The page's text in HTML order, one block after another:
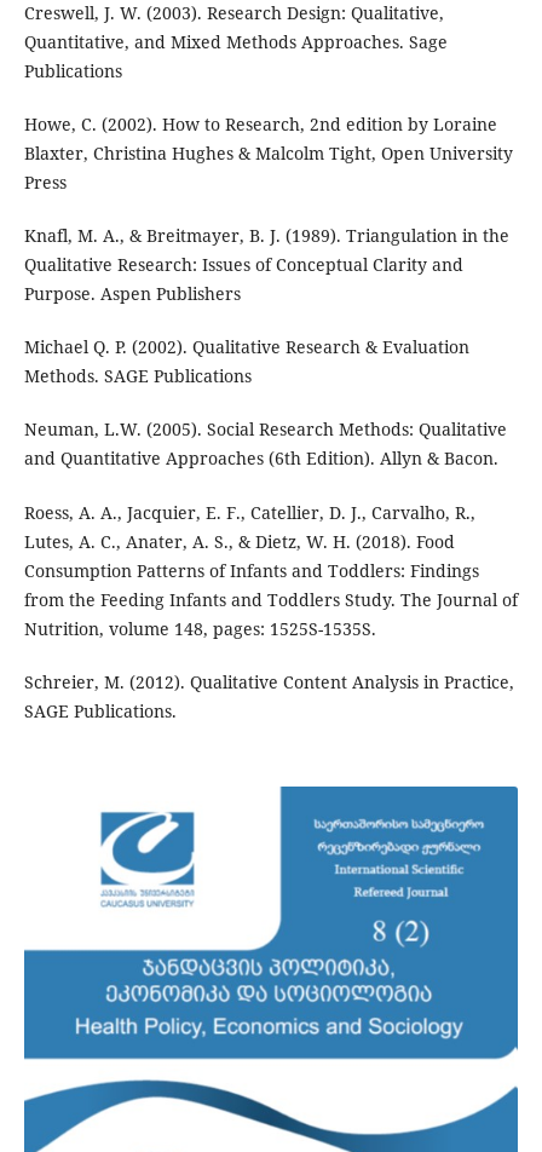
Creswell, J. W. (2003). Research Design: Qualitative,
Quantitative, and Mixed Methods Approaches. Sage
Publications
Howe, C. (2002). How to Research, 2nd edition by Loraine
Blaxter, Christina Hughes & Malcolm Tight, Open University
Press
Knafl, M. A., & Breitmayer, B. J. (1989). Triangulation in the
Qualitative Research: Issues of Conceptual Clarity and
Purpose. Aspen Publishers
Michael Q. P. (2002). Qualitative Research & Evaluation
Methods. SAGE Publications
Neuman, L.W. (2005). Social Research Methods: Qualitative
and Quantitative Approaches (6th Edition). Allyn & Bacon.
Roess, A. A., Jacquier, E. F., Catellier, D. J., Carvalho, R.,
Lutes, A. C., Anater, A. S., & Dietz, W. H. (2018). Food
Consumption Patterns of Infants and Toddlers: Findings
from the Feeding Infants and Toddlers Study. The Journal of
Nutrition, volume 148, pages: 1525S-1535S.
Schreier, M. (2012). Qualitative Content Analysis in Practice,
SAGE Publications.